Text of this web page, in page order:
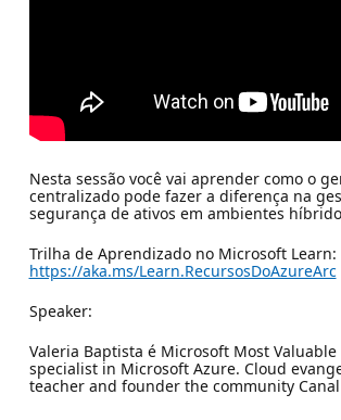
Nesta sessão você vai aprender como o
centralizado pode fazer a diferença na
segurança de ativos em ambientes
Trilha de Aprendizado no Microsoft Learn:
https://aka.ms/Learn.RecursosDoAzureArc
Speaker:
Valeria Baptista é Microsoft Most Valuable
specialist in Microsoft Azure. Cloud
teacher and founder the community